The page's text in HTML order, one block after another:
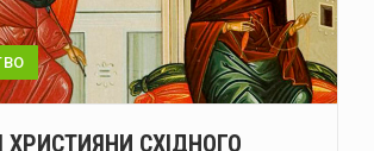
ХРИСТИЯНИ СХІДНОГО